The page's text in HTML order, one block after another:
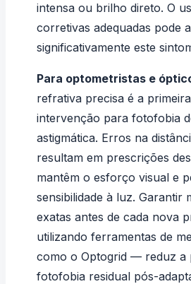
intensa ou brilho direto. O
corretivas adequadas pode
significativamente este
Para optometristas e
refrativa precisa é a
intervenção para fotofobia
astigmática. Erros na
resultam em prescrições
mantêm o esforço visual e
sensibilidade à luz. Garantir
exatas antes de cada nova
utilizando ferramentas de
como o Optogrid — reduz a
fotofobia residual pós-